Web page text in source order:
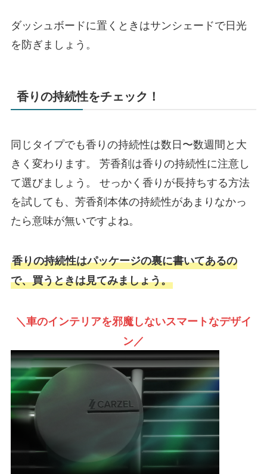
ダッシュボードに置くときはサンシェードで日光
を防ぎましょう。
香りの持続性をチェック！
同じタイプでも香りの持続性は数日〜数週間と大
きく変わります。 芳香剤は香りの持続性に注意し
て選びましょう。 せっかく香りが長持ちする方法
を試しても、芳香剤本体の持続性があまりなかっ
たら意味が無いですよね。
香りの持続性はパッケージの裏に書いてあるの
で、買うときは見てみましょう。
＼車のインテリアを邪魔しないスマートなデザイ
ン／